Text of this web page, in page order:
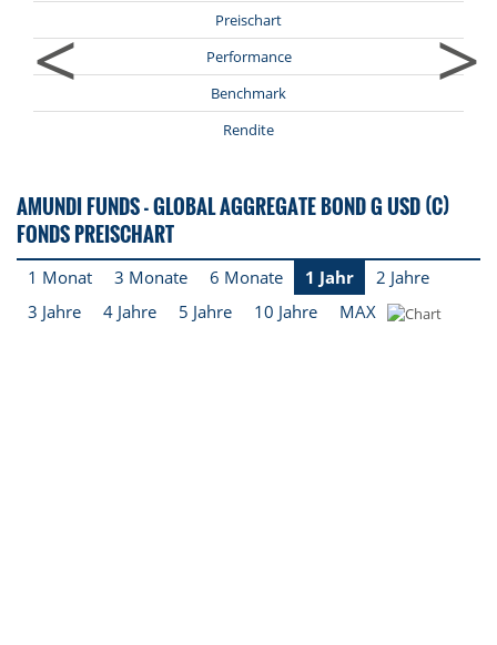
<
Preischart
Performance
Benchmark
Rendite
>
AMUNDI FUNDS - GLOBAL AGGREGATE BOND G USD (C)
FONDS PREISCHART
1 Monat 3 Monate 6 Monate 1 Jahr
2 Jahre
3 Jahre
4 Jahre 5 Jahre 10 Jahre MAX